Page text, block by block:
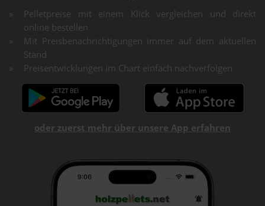
Pelletpreise mit einem Klick vergleichen und direkt
online bestellen
Mit Preisbenachrichtigungen immer auf dem aktuellen
Stand
Preisentwicklungen im Chart einfach nachverfolgen
oder zuerst mehr über unsere App erfahren